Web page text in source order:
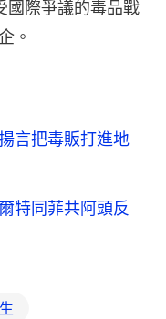
國際爭議的毒品戰
。
言把毒販打進地
特同菲共阿頭反